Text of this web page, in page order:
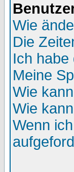
Wie
Die
Ich habe
Meine
Wie
Wie
Wenn